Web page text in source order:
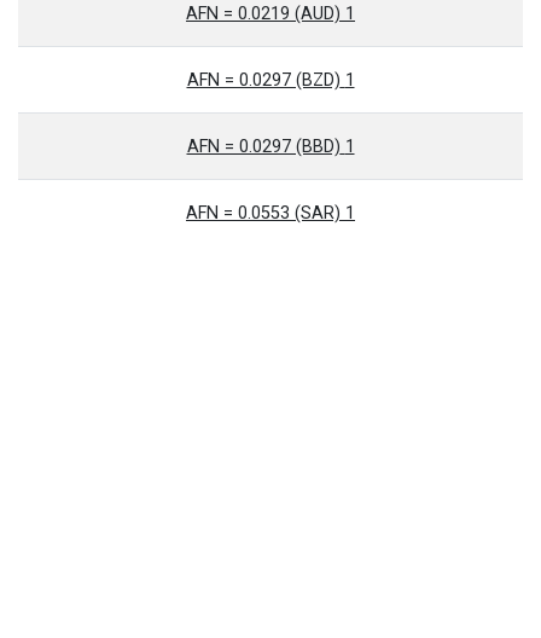
1 AFN = 0.0219 (AUD)
1 AFN = 0.0297 (BZD)
1 AFN = 0.0297 (BBD)
1 AFN = 0.0553 (SAR)